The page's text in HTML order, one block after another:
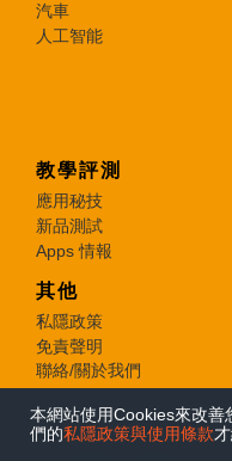
汽車
人工智能
教學評測
應用秘技
新品測試
Apps 情報
其他
私隱政策
免責聲明
聯絡/關於我們
© 2026 e-zone. All
本網站使用Cookies來改
們的私隱政策與使用條款